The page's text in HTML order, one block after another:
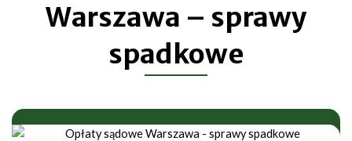
Warszawa – sprawy
spadkowe